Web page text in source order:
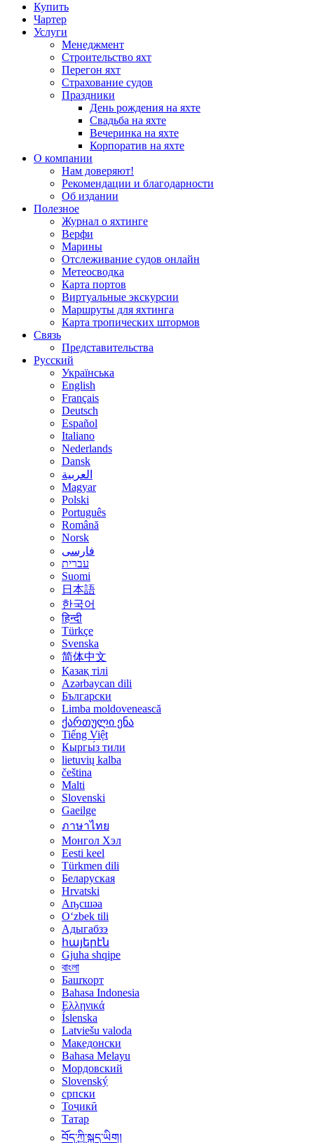
Купить
Чартер
Услуги
Менеджмент
Строительство яхт
Перегон яхт
Страхование судов
Праздники
День рождения на яхте
Свадьба на яхте
Вечеринка на яхте
Корпоратив на яхте
О компании
Нам доверяют!
Рекомендации и благодарности
Об издании
Полезное
Журнал о яхтинге
Верфи
Марины
Отслеживание судов онлайн
Метеосводка
Карта портов
Виртуальные экскурсии
Маршруты для яхтинга
Карта тропических штормов
Связь
Представительства
Русский
Українська
English
Français
Deutsch
Español
Italiano
Nederlands
Dansk
العربية
Magyar
Polski
Português
Română
Norsk
فارسی
עברית
Suomi
日本語
한국어
हिन्दी
Türkçe
Svenska
简体中文
Қазақ тілі
Azərbaycan dili
Български
Limba moldovenească
ქართული ენა
Tiếng Việt
Кыргы́з тили
lietuvių kalba
čeština
Malti
Slovenski
Gaeilge
ภาษาไทย
Монгол Хэл
Eesti keel
Türkmen dili
Беларуская
Hrvatski
Аҧсшәа
Oʻzbek tili
Адыгабзэ
հայերէն
Gjuha shqipe
বাংলা
Башҡорт
Bahasa Indonesia
Ελληνικά
Íslenska
Latviešu valoda
Македонски
Bahasa Melayu
Мордовский
Slovenský
српски
Тоҷикӣ
Татар
བོད་ཀྱི་སྐད་ཡིག།